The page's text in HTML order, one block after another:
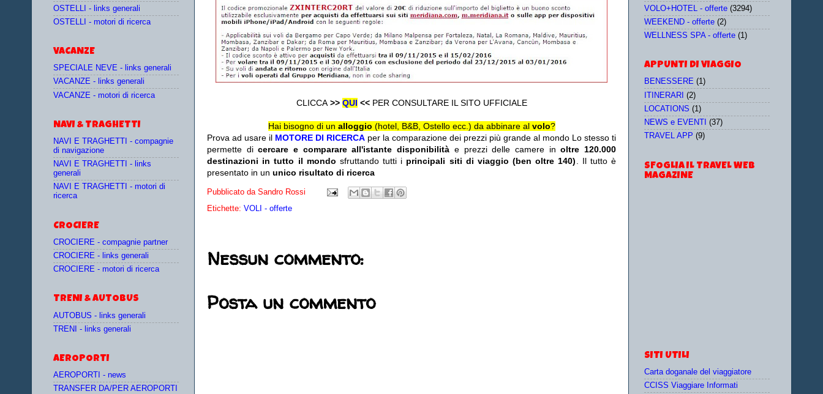
CLICCA >> QUI <<PER CONSULTARE IL SITO UFFICIALE
Hai bisogno di un alloggio (hotel, B&B, Ostello ecc.) da abbinare al volo?
Prova ad usare il MOTORE DI RICERCA per la comparazione dei prezzi più grande al mondo Lo stesso ti
permette dicercare e comparare all'istante disponibilità e prezzi delle camere inoltre 120.000
destinazioni in tutto il mondo sfruttando tutti i principali siti di viaggio (ben oltre 140) . Il tutto è
presentato in un unico risultato di ricerca
Pubblicato da Sandro Rossi
Etichette: VOLI - offerte
Nessun commento:
Posta un commento
OSTELLI - links generali
OSTELLI - motori di ricerca
VACANZE
SPECIALE NEVE - links generali
VACANZE - links generali
VACANZE - motori di ricerca
NAVI & TRAGHETTI
NAVI E TRAGHETTI - compagnie
di navigazione
NAVI E TRAGHETTI - links
generali
NAVI E TRAGHETTI - motori di
ricerca
CROCIERE
CROCIERE - compagnie partner
CROCIERE - links generali
CROCIERE - motori di ricerca
TRENI & AUTOBUS
AUTOBUS - links generali
TRENI - links generali
AEROPORTI
AEROPORTI - news
TRANSFER DA/PER AEROPORTI
VOLO+HOTEL - offerte (3294)
WEEKEND - offerte (2)
WELLNESS SPA - offerte (1)
APPUNTI DI VIAGGIO
BENESSERE (1)
ITINERARI (2)
LOCATIONS (1)
NEWS e EVENTI
(37)
TRAVEL APP (9)
SFOGLIA IL TRAVEL WEB
MAGAZINE
SITI UTILI
Carta doganale del viaggiatore
CCISS Viaggiare Informati